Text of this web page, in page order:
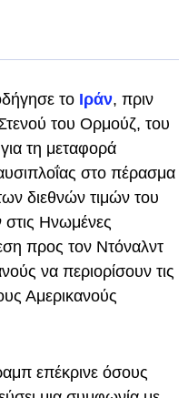
το Ιράν, πριν
του Ορμούζ, του
τη μεταφορά
στο πέρασμα
διεθνών τιμών του
στις Ηνωμένες
προς τον Ντόναλντ
να περιορίσουν τις
Αμερικανούς
επέκρινε όσους